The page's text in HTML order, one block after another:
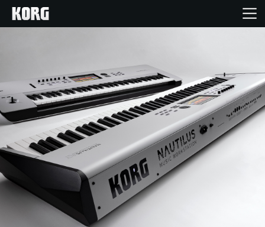
Productos
Características
Eventos
Soporte